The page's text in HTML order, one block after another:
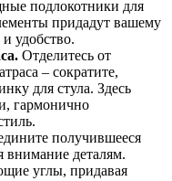
подлокотники для
придадут вашему
удобство.
Отделитесь от
– сократите,
для стула. Здесь
гармонично
получившееся
внимание деталям.
углы, придавая